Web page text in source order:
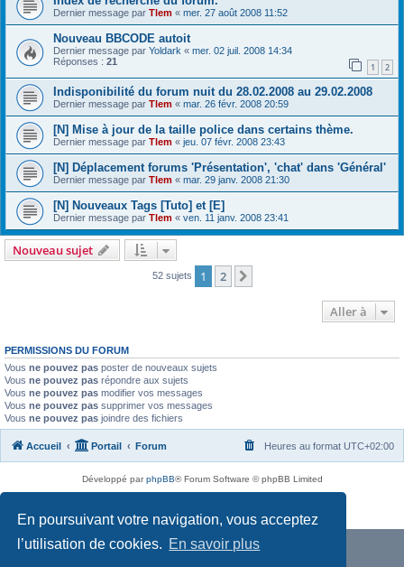
En poursuivant votre navigation, vous acceptez
l’utilisation de cookies. En savoir plus
Dernier message par Tlem « mer. 27 août 2008 11:52
Nouveau BBCODE autoit
Dernier message par Yoldark « mer. 02 juil. 2008 14:34
Réponses : 21 1 2
Indisponibilité du forum nuit du 28.02.2008 au 29.02.2008
Dernier message par Tlem « mar. 26 févr. 2008 20:59
[N] Mise à jour de la taille police dans certains thème.
Dernier message par Tlem « jeu. 07 févr. 2008 23:43
[N] Déplacement forums 'Présentation', 'chat' dans 'Général'
Dernier message par Tlem « mar. 29 janv. 2008 21:30
[N] Nouveaux Tags [Tuto] et [E]
Dernier message par Tlem « ven. 11 janv. 2008 23:41
Nouveau sujet
52 sujets 1 2
Aller à
PERMISSIONS DU FORUM
Vous ne pouvez pas poster de nouveaux sujets
Vous ne pouvez pas répondre aux sujets
Vous ne pouvez pas modifier vos messages
Vous ne pouvez pas supprimer vos messages
Vous ne pouvez pas joindre des fichiers
Accueil Portail Forum Heures au format UTC+02:00
Développé parphpBB® Forum Software © phpBB Limited
Traduit parphpBB-fr.com